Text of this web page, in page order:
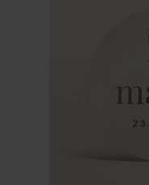
Pot en verre